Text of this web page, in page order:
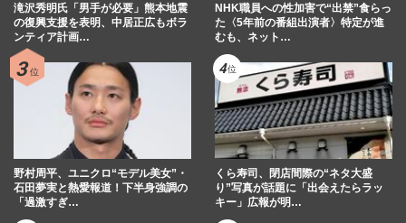
滝沢秀明氏「男手が必要」熊本地震
の復興支援を表明、中居正広もボラ
ンティア計画…
NHK職員への性加害で“出禁”食らっ
た〈5年前の番組出演者〉特定が進
むも、ネット…
野村周平、ユニクロ“モデル美女”・
石田夢実と熱愛報道！下半身強調の
「過激すぎ…
くら寿司、閉店間際の“ネタ大盛
り”写真が話題に「出会えたらラッ
キー」広報が明…